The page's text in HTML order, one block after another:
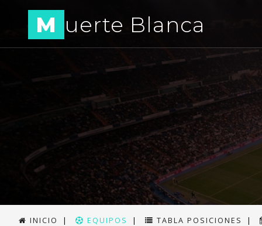
M uerte Blanca
INICIO | EQUIPOS | TABLA POSICIONES |